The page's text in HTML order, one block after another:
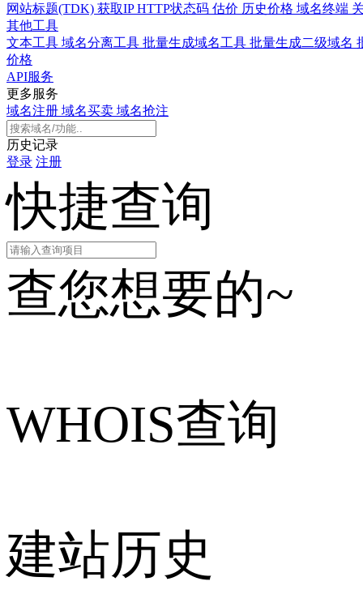
网站标题(TDK) 获取IPHTTP状态码 估价 历史价格 域名终端
其他工具
文本工具 域名分离工具 批量生成域名工具 批量生成二级域名
价格
API服务
更多服务
域名注册 域名买卖 域名抢注
历史记录
登录 注册
快捷查询
查您想要的~
WHOIS查询
建站历史